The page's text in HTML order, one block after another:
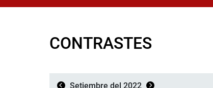
CONTRASTES
Setiembre del 2022